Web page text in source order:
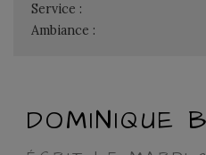
Service :
Ambiance :
DOMINIQUE B